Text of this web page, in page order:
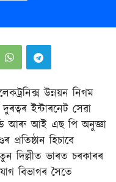
উন্নয়ন নিগম
দুৰত্বৰ ইন্টাৰনেট সেৱা
আৰু আই এছ পি অনুজ্ঞা
প্ৰতিষ্ঠান হিচাবে
দিল্লীত ভাৰত চৰকাৰৰ
বিভাগৰ সৈতে